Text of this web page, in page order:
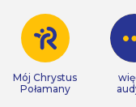
Mój Chrystus
Połamany